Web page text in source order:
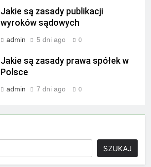
Jakie są zasady publikacji
wyroków sądowych
admin 5 dni ago 0
Jakie są zasady prawa spółek w
Polsce
admin 7 dni ago 0
SZUKAJ